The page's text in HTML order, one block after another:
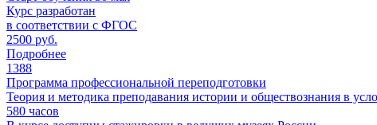
Курс разработан
в соответствии с ФГОС
2500 руб.
Подробнее
1388
Программа профессиональной переподготовки
Теория и методика преподавания истории и обществознания в
580 часов